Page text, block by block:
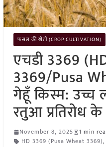
फसल की खेती (CROP CULTIVATION)
एचडी 3369
3369/Pusa
गेहूँ किस्म: उच्च
रतुआ प्रतिरोध
November 8, 2025
1 min
HD 3369 (Pusa Wheat 3369),